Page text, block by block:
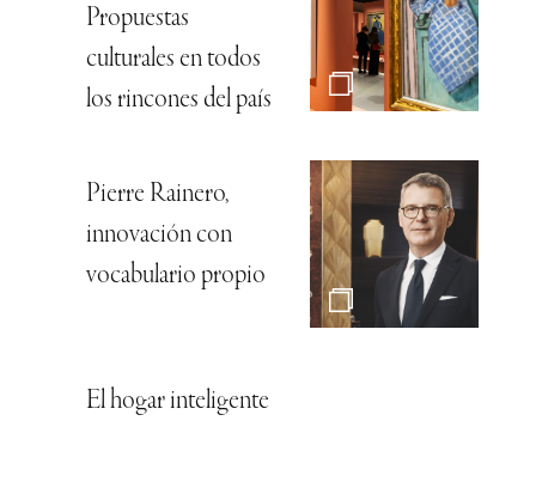
Propuestas
culturales en todos
los rincones del país
Pierre Rainero,
innovación con
vocabulario propio
El hogar inteligente